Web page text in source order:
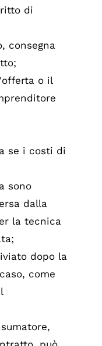
di
consegna
o il
se i costi di
sono
dalla
la tecnica
dopo la
come